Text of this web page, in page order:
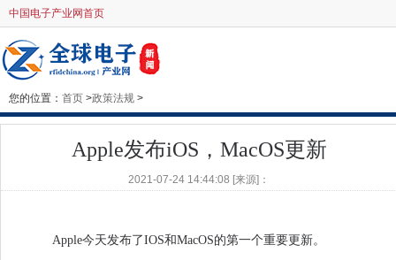
中国电子产业网首页
您的位置： 首页 >政策法规 >
Apple发布iOS，MacOS更新
2021-07-24 14:44:08 [来源]：
Apple今天发布了IOS和MacOS的第一个重要更新。